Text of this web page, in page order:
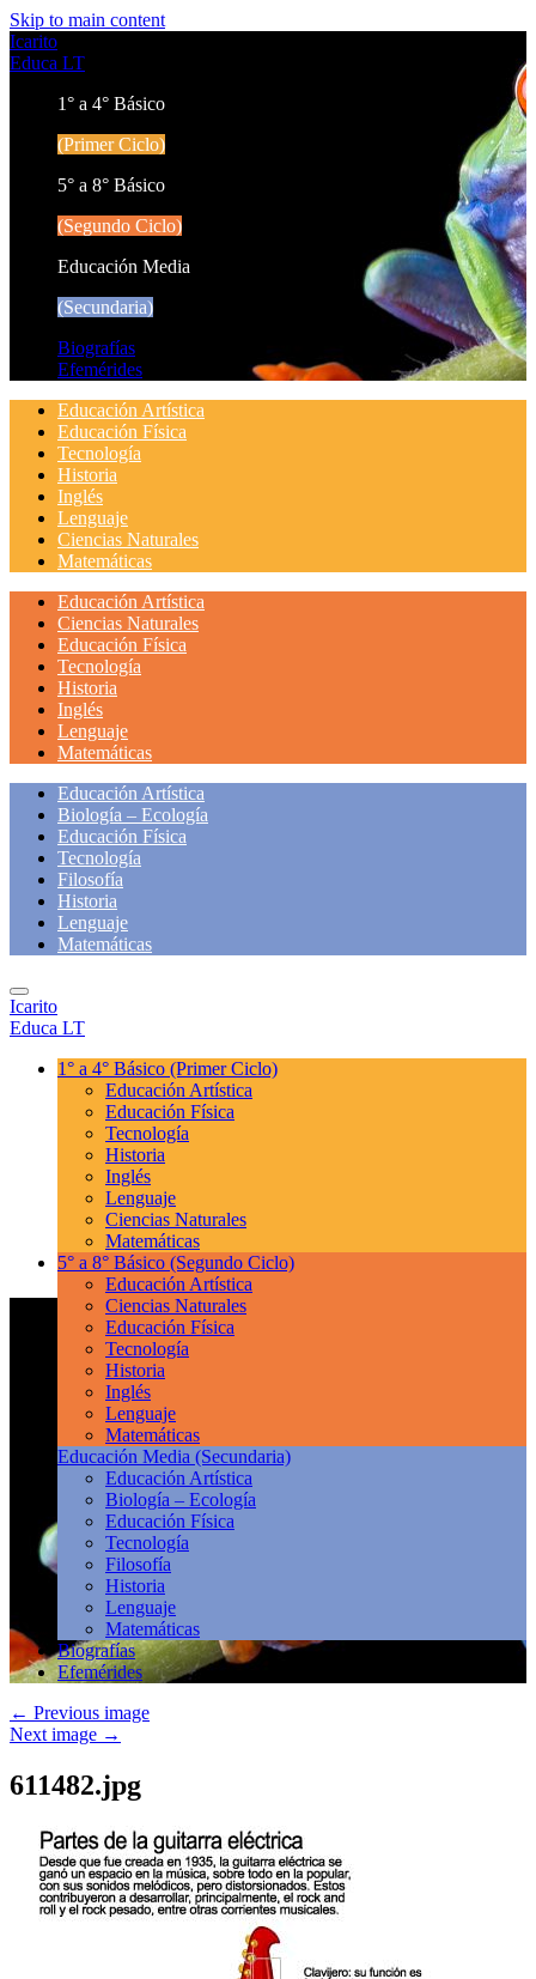
Skip to main content
Icarito
Educa LT
1° a 4° Básico
(Primer Ciclo)
5° a 8° Básico
(Segundo Ciclo)
Educación Media
(Secundaria)
Biografías
Efemérides
Educación Artística
Educación Física
Tecnología
Historia
Inglés
Lenguaje
Ciencias Naturales
Matemáticas
Educación Artística
Ciencias Naturales
Educación Física
Tecnología
Historia
Inglés
Lenguaje
Matemáticas
Educación Artística
Biología – Ecología
Educación Física
Tecnología
Filosofía
Historia
Lenguaje
Matemáticas
Icarito
Educa LT
1° a 4° Básico (Primer Ciclo)
Educación Artística
Educación Física
Tecnología
Historia
Inglés
Lenguaje
Ciencias Naturales
Matemáticas
5° a 8° Básico (Segundo Ciclo)
Educación Artística
Ciencias Naturales
Educación Física
Tecnología
Historia
Inglés
Lenguaje
Matemáticas
Educación Media (Secundaria)
Educación Artística
Biología – Ecología
Educación Física
Tecnología
Filosofía
Historia
Lenguaje
Matemáticas
Biografías
Efemérides
← Previous image
Next image →
611482.jpg